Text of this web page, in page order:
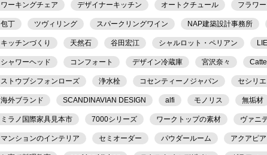
ワーキングチェア デザイナーキッチン オートクチュール フラワ
包丁 ツヴィリング スパークリングワイン NAP建築設計事務所
キッチンづくり 天然石 谷田宏江 シャルロット・ペリアン
シャワーヘッド コンフォート デザイン冷蔵庫 宮沢奈々
ストウブシフォンローズ 浄水栓 コセンティーノジャパン セシリ
海外ブランド SCANDINAVIAN DESIGN alfi モノリス 無垢材
ミラノ国際家具見本市 7000シリーズ ワークトップの素材 ヴァニ
マンションのインテリア セミオーダー パウダールーム アクアピア